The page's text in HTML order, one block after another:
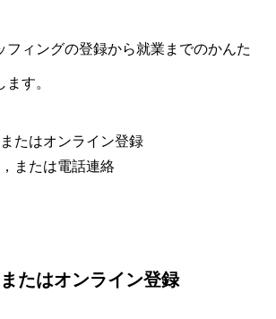
フィングの登録から就業までのかんた
す。
たはオンライン登録
または電話連絡
たはオンライン登録